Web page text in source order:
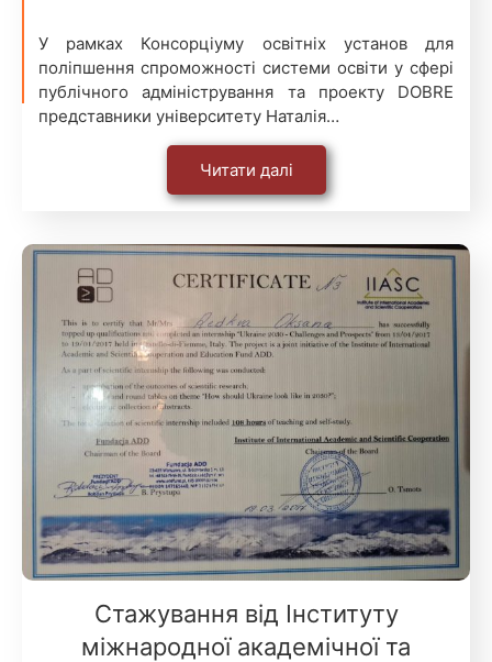
У рамках Консорціуму освітніх установ для
поліпшення спроможності системи освіти у сфері
публічного адміністрування та проекту DOBRE
представники університету Наталія…
Читати далі
Стажування від Інституту
міжнародної академічної та